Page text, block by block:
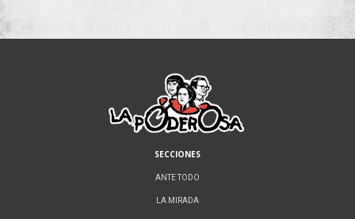
SECCIONES
ANTE TODO
LA MIRADA